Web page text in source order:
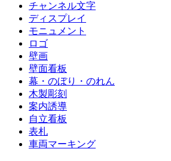
チャンネル文字
ディスプレイ
モニュメント
ロゴ
壁画
壁面看板
幕・のぼり・のれん
木製彫刻
案内誘導
自立看板
表札
車両マーキング